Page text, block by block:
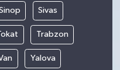
Sivas
Trabzon
Yalova